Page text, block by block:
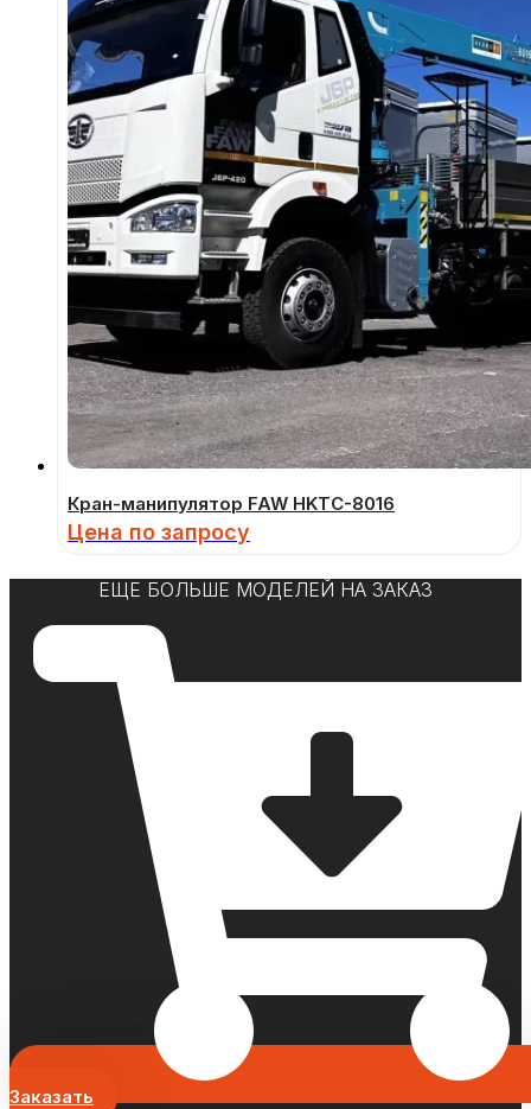
Кран-манипулятор FAW HKTC-8016
Цена по запросу
ЕЩЕ БОЛЬШЕ МОДЕЛЕЙ НА ЗАКАЗ
Заказать